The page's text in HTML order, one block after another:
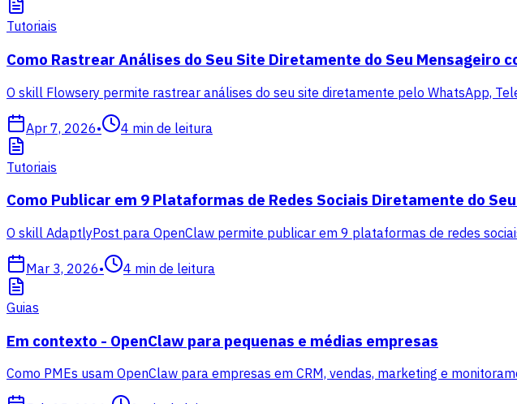
Tutoriais
Como Rastrear Análises do Seu Site Diretamente do Seu Mensageiro
O skill Flowsery permite rastrear análises do seu site diretamente pelo WhatsApp,
Apr 7, 2026• 4 min de leitura
Tutoriais
Como Publicar em 9 Plataformas de Redes Sociais Diretamente do
O skill AdaptlyPost para OpenClaw permite publicar em 9 plataformas de redes
Mar 3, 2026• 4 min de leitura
Guias
Em contexto - OpenClaw para pequenas e médias empresas
Como PMEs usam OpenClaw para empresas em CRM, vendas, marketing e